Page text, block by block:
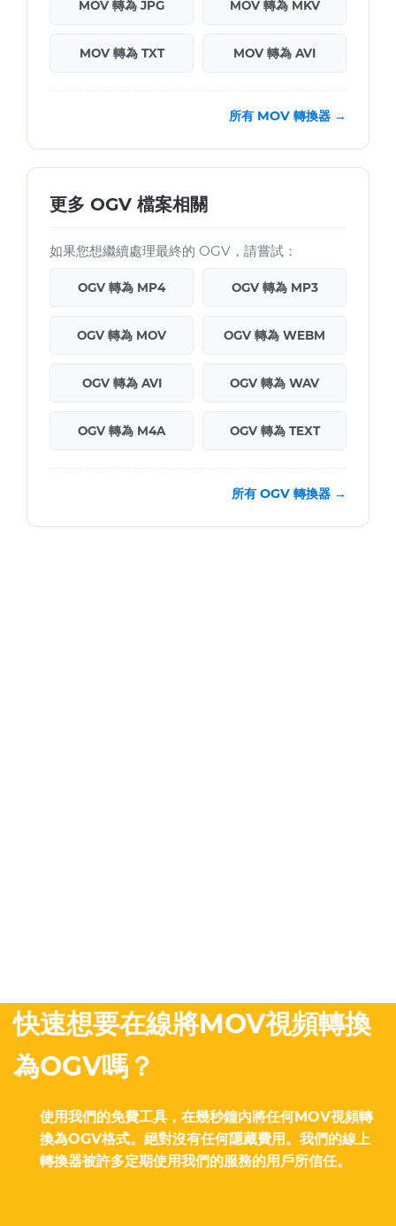
MOV 轉為 JPG MOV 轉為 MKV
MOV 轉為 TXT MOV 轉為 AVI
所有 MOV 轉換器 →
更多 OGV 檔案相關
如果您想繼續處理最終的 OGV，請嘗試：
OGV 轉為 MP4 OGV 轉為 MP3
OGV 轉為 MOV OGV 轉為 WEBM
OGV 轉為 AVI OGV 轉為 WAV
OGV 轉為 M4A OGV 轉為 TEXT
所有 OGV 轉換器 →
快速想要在線將MOV視頻轉換
為OGV嗎？
使用我們的免費工具，在幾秒鐘內將任何MOV視頻轉
換為OGV格式。絕對沒有任何隱藏費用。我們的線上
轉換器被許多定期使用我們的服務的用戶所信任。